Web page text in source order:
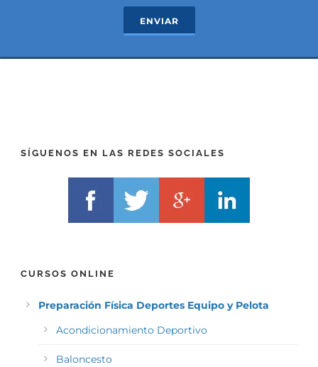
ENVIAR
SÍGUENOS EN LAS REDES SOCIALES
CURSOS ONLINE
Preparación Física Deportes Equipo y Pelota
Acondicionamiento Deportivo
Baloncesto